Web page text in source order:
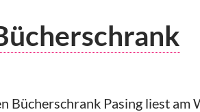
Pasing liest am